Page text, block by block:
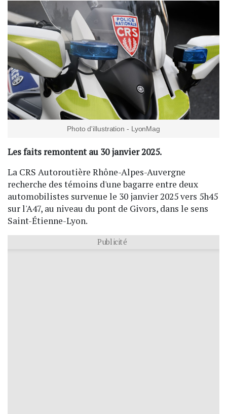
Photo d'illustration - LyonMag
Les faits remontent au 30 janvier 2025.
La CRS Autoroutière Rhône-Alpes-Auvergne
recherche des témoins d'une bagarre entre deux
automobilistes survenue le 30 janvier 2025 vers 5h45
sur l'A47, au niveau du pont de Givors, dans le sens
Saint-Étienne-Lyon.
Publicité